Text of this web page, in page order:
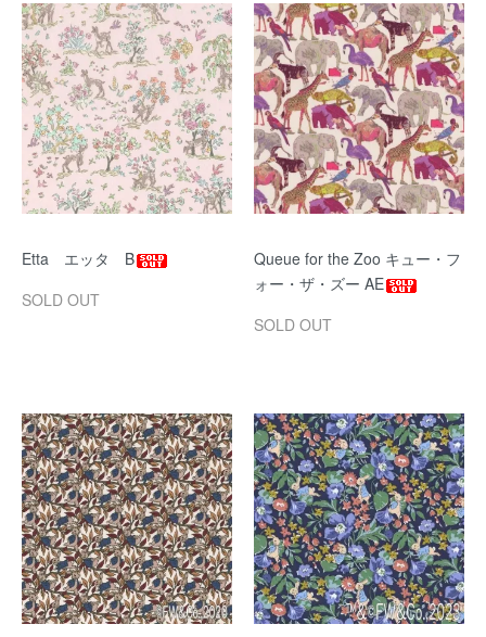
Etta エッタ B
SOLD OUT
Queue for the Zoo キュー・フ
ォー・ザ・ズー AE
SOLD OUT